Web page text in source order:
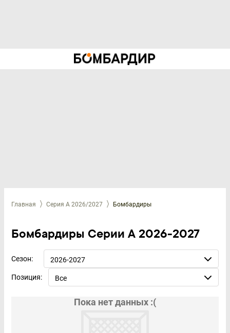
Главная Серия А 2026/2027 Бомбардиры
Бомбардиры Серии А 2026-2027
Сезон: 2026-2027
Позиция: Все
Пока нет данных :(